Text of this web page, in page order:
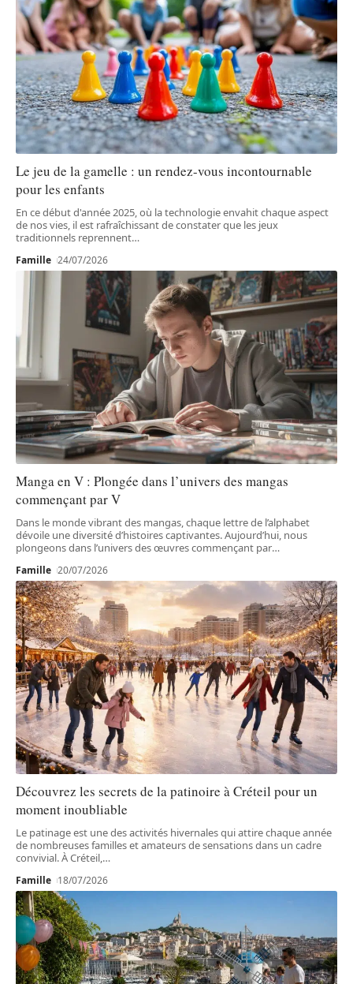
Le jeu de la gamelle : un rendez-vous incontournable
pour les enfants
En ce début d'année 2025, où la technologie envahit chaque aspect
de nos vies, il est rafraîchissant de constater que les jeux
traditionnels reprennent…
Famille 24/07/2026
Manga en V : Plongée dans l’univers des mangas
commençant par V
Dans le monde vibrant des mangas, chaque lettre de l’alphabet
dévoile une diversité d’histoires captivantes. Aujourd’hui, nous
plongeons dans l’univers des œuvres commençant par…
Famille 20/07/2026
Découvrez les secrets de la patinoire à Créteil pour un
moment inoubliable
Le patinage est une des activités hivernales qui attire chaque année
de nombreuses familles et amateurs de sensations dans un cadre
convivial. À Créteil,…
Famille 18/07/2026